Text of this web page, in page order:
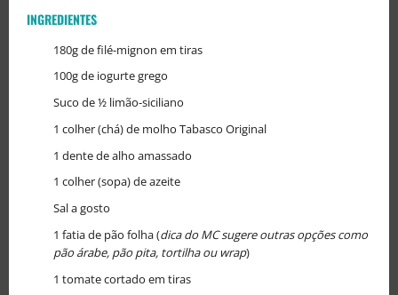
INGREDIENTES
180g de filé-mignon em tiras
100g de iogurte grego
Suco de ½ limão-siciliano
1 colher (chá) de molho Tabasco Original
1 dente de alho amassado
1 colher (sopa) de azeite
Sal a gosto
1 fatia de pão folha (dica do MC sugere outras opções como
pão árabe, pão pita, tortilha ou wrap)
1 tomate cortado em tiras